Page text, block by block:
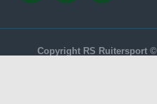
Copyright RS Ruitersport